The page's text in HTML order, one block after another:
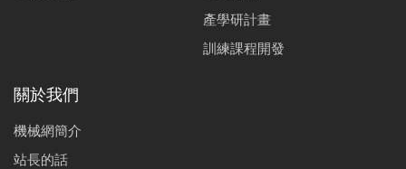
產學研計畫
訓練課程開發
關於我們
機械網簡介
站長的話